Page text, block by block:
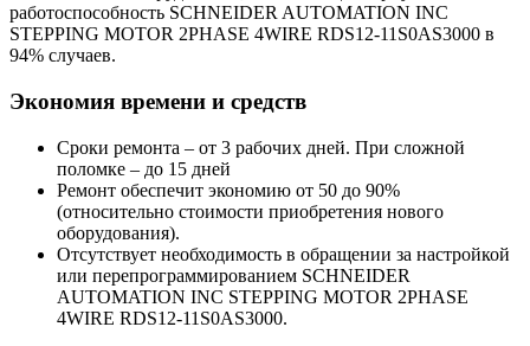
работоспособность SCHNEIDER AUTOMATION INC
STEPPING MOTOR 2PHASE 4WIRE RDS12-11S0AS3000 в
94% случаев.
Экономия времени и средств
Сроки ремонта – от 3 рабочих дней. При сложной
поломке – до 15 дней
Ремонт обеспечит экономию от 50 до 90%
(относительно стоимости приобретения нового
оборудования).
Отсутствует необходимость в обращении за настройкой
или перепрограммированием SCHNEIDER
AUTOMATION INC STEPPING MOTOR 2PHASE
4WIRE RDS12-11S0AS3000.